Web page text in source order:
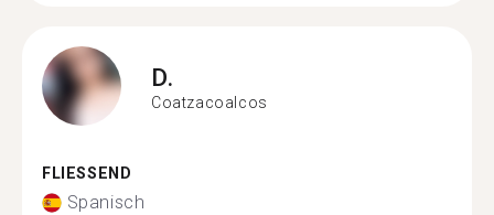
D.
Coatzacoalcos
FLIESSEND
Spanisch